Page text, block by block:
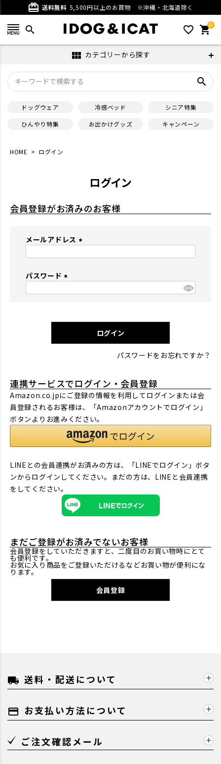
card_giftcard 送料無料 5,500円以上のお買物 ※沖縄・北海道除く
search favorite_outline 0
shopping_cart
view_module カテゴリーから探す
search
ドッグウェア 冷感ベッド
シニア特集
ひんやり特集
お出かけグッズ キャンペーン
HOME ログイン
ログイン
会員登録がお済みのお客様
メールアドレス
パスワード
)
ログイン
パスワードをお忘れですか？
連携サービスでログイン・会員登録
Amazon.co.jpにご登録の情報を利用してログインまたは会
員登録されるお客様は、「Amazonアカウントでログイン」
ボタンよりお進みください。
LINEとの会員連携がお済みの方は、「LINEでログイン」ボタ
ンからログインしてください。まだの方は、 LINEと会員連携
をしてください。
まだご登録がお済みでないお客様
会員登録をしていただきますと、二度目のお買い物時にとて
も便利です。
お気に入り商品をご登録いただけるなどお買い物が便利にな
ります。
会員登録
local_shipping 送料・配送について
payment お支払い方法について
ご注文確認メール